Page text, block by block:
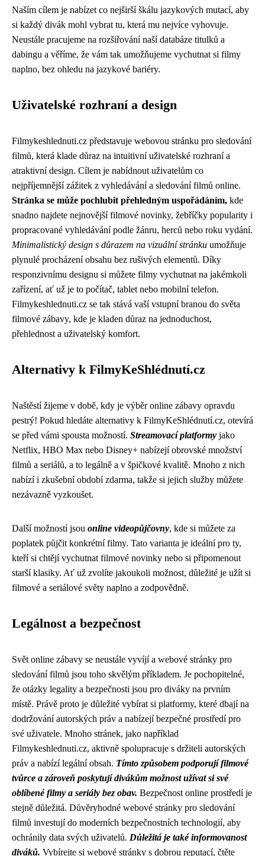
Naším cílem je nabízet co nejširší škálu jazykových mutací, aby
si každý divák mohl vybrat tu, která mu nejvíce vyhovuje.
Neustále pracujeme na rozšiřování naší databáze titulků a
dabingu a věříme, že vám tak umožňujeme vychutnat si filmy
naplno, bez ohledu na jazykové bariéry.
Uživatelské rozhraní a design
Filmykeshlednuti.cz představuje webovou stránku pro sledování
filmů, která klade důraz na intuitivní uživatelské rozhraní a
atraktivní design. Cílem je nabídnout uživatelům co
nejpříjemnější zážitek z vyhledávání a sledování filmů online.
Stránka se může pochlubit přehledným uspořádáním, kde
snadno najdete nejnovější filmové novinky, žebříčky popularity i
propracované vyhledávání podle žánru, herců nebo roku vydání.
Minimalistický design s důrazem na vizuální stránku umožňuje
plynulé procházení obsahu bez rušivých elementů. Díky
responzivnímu designu si můžete filmy vychutnat na jakémkoli
zařízení, ať už je to počítač, tablet nebo mobilní telefon.
Filmykeshlednuti.cz se tak stává vaší vstupní branou do světa
filmové zábavy, kde je kladen důraz na jednoduchost,
přehlednost a uživatelský komfort.
Alternativy k FilmyKeShlédnutí.cz
Naštěstí žijeme v době, kdy je výběr online zábavy opravdu
pestrý! Pokud hledáte alternativy k FilmyKeShlédnutí.cz, otevírá
se před vámi spousta možností. Streamovací platformy jako
Netflix, HBO Max nebo Disney+ nabízejí obrovské množství
filmů a seriálů, a to legálně a v špičkové kvalitě. Mnoho z nich
nabízí i zkušební období zdarma, takže si jejich služby můžete
nezávazně vyzkoušet.
Další možností jsou online videopůjčovny, kde si můžete za
poplatek půjčit konkrétní filmy. Tato varianta je ideální pro ty,
kteří si chtějí vychutnat filmové novinky nebo si připomenout
starší klasiky. Ať už zvolíte jakoukoli možnost, důležité je užít si
filmové a seriálové světy naplno a zodpovědně.
Legálnost a bezpečnost
Svět online zábavy se neustále vyvíjí a webové stránky pro
sledování filmů jsou toho skvělým příkladem. Je pochopitelné,
že otázky legality a bezpečnosti jsou pro diváky na prvním
místě. Právě proto je důležité vybírat si platformy, které dbají na
dodržování autorských práv a nabízejí bezpečné prostředí pro
své uživatele. Mnoho stránek, jako například
Filmykeshlednuti.cz, aktivně spolupracuje s držiteli autorských
práv a nabízí legální obsah. Tímto způsobem podporují filmové
tvůrce a zároveň poskytují divákům možnost užívat si své
oblíbené filmy a seriály bez obav. Bezpečnost online prostředí je
stejně důležitá. Důvěryhodné webové stránky pro sledování
filmů investují do moderních bezpečnostních technologií, aby
ochránily data svých uživatelů. Důležitá je také informovanost
diváků. Vybírejte si webové stránky s dobrou reputací, čtěte